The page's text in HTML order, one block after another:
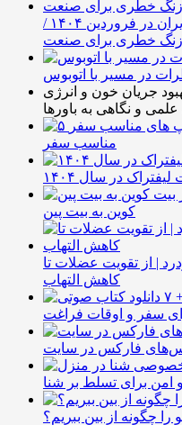
افزایش ۴.۶ درصدی تولید فولاد ایران در فروردین ۱۴۰۴ /
زنگ خطری برای صنعت
در مسیر با اتوبوس
جریان خون و انرژی
و نگاهی به باورها
مناسب سفر
در سال ۱۴۰۴
کوین به بیت پین
| از تقویت عضلات تا
کاهش التهاب
۷ کتاب صوتی برای تابستان ۱۴۰۴ +
سفر و اوقات فراغت
امن برای تسلط بر شنا
را چگونه از بین ببریم؟